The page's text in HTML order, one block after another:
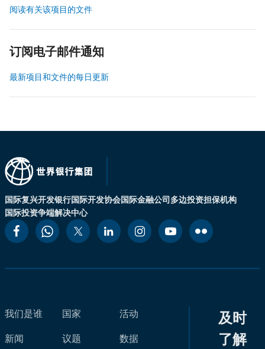
阅读有关该项目的文件
订阅电子邮件通知
最新项目和文件的每日更新
国际复兴开发银行国际开发协会国际金融公司多边投资担保机构
国际投资争端解决中心
我们是谁
新闻
国家
议题
活动
数据
及时
了解